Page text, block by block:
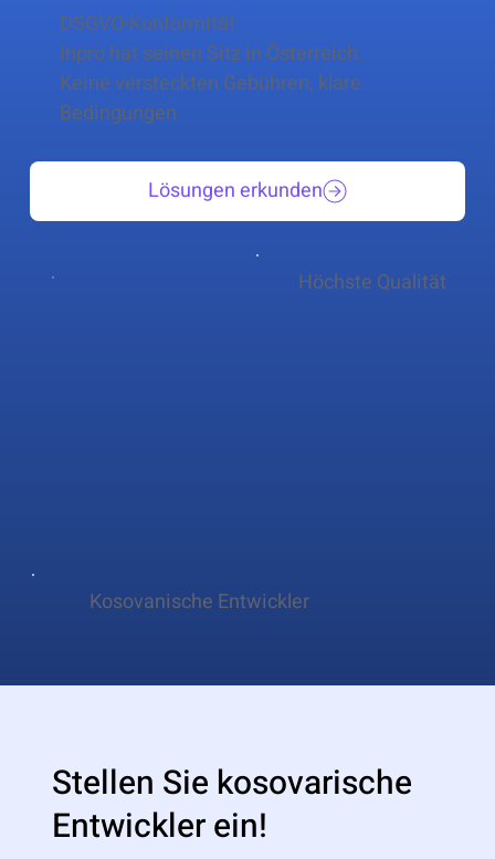
DSGVO-Konformität
Inpro hat seinen Sitz in Österreich.
Keine versteckten Gebühren, klare
Bedingungen
Lösungen erkunden
Kosovanische Entwickler
Höchste Qualität
Stellen Sie kosovarische
Entwickler ein!